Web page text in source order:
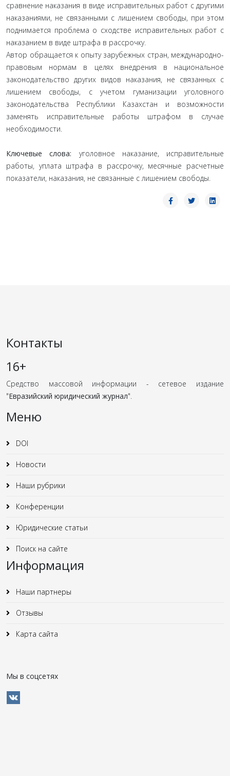
сравнение наказания в виде исправительных работ с другими
наказаниями, не связанными с лишением свободы, при этом
поднимается проблема о сходстве исправительных работ с
наказанием в виде штрафа в рассрочку.
Автор обращается к опыту зарубежных стран, международно-
правовым нормам в целях внедрения в национальное
законодательство других видов наказания, не связанных с
лишением свободы, с учетом гуманизации уголовного
законодательства Республики Казахстан и возможности
заменять исправительные работы штрафом в случае
необходимости.
Ключевые слова: уголовное наказание, исправительные
работы, уплата штрафа в рассрочку, месячные расчетные
показатели, наказания, не связанные с лишением свободы.
Контакты
16+
Средство массовой информации - сетевое издание
"Евразийский юридический журнал".
Меню
DOI
Новости
Наши рубрики
Конференции
Юридические статьи
Поиск на сайте
Информация
Наши партнеры
Отзывы
Карта сайта
Мы в соцсетях